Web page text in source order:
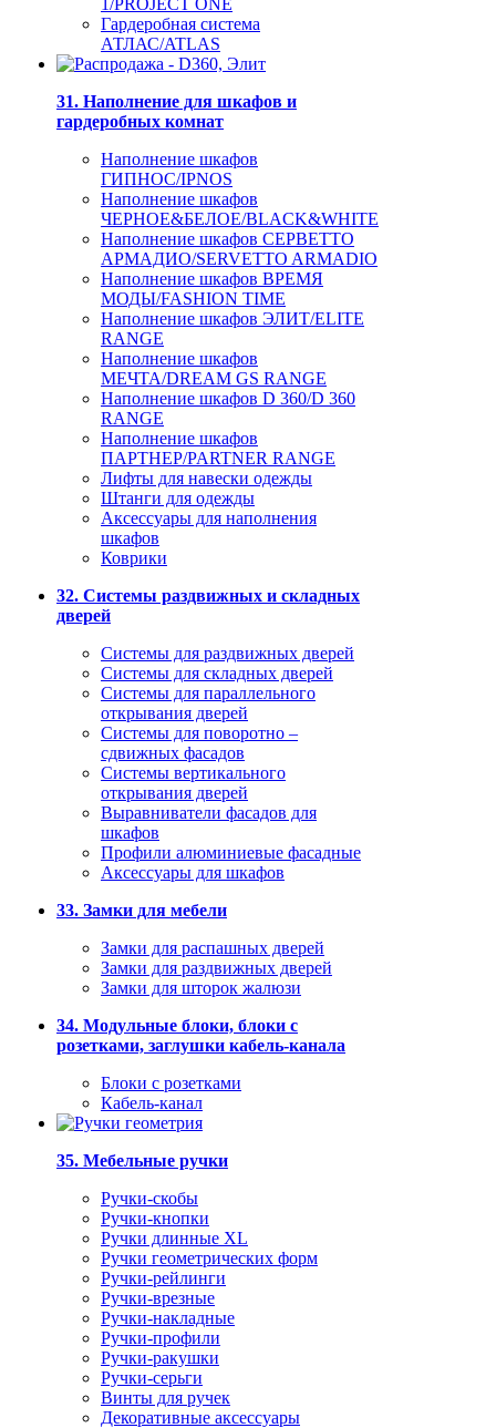
1/PROJECT ONE
Гардеробная система
АТЛАС/ATLAS
31. Наполнение для шкафов и
гардеробных комнат
Наполнение шкафов
ГИПНОС/IPNOS
Наполнение шкафов
ЧЕРНОЕ&БЕЛОЕ/BLACK&WHITE
Наполнение шкафов СЕРВЕТТО
АРМАДИО/SERVETTO ARMADIO
Наполнение шкафов ВРЕМЯ
МОДЫ/FASHION TIME
Наполнение шкафов ЭЛИТ/ELITE
RANGE
Наполнение шкафов
МЕЧТА/DREAM GS RANGE
Наполнение шкафов D 360/D 360
RANGE
Наполнение шкафов
ПАРТНЕР/PARTNER RANGE
Лифты для навески одежды
Штанги для одежды
Аксессуары для наполнения
шкафов
Коврики
32. Системы раздвижных и складных
дверей
Системы для раздвижных дверей
Системы для складных дверей
Системы для параллельного
открывания дверей
Системы для поворотно –
сдвижных фасадов
Системы вертикального
открывания дверей
Выравниватели фасадов для
шкафов
Профили алюминиевые фасадные
Аксессуары для шкафов
33. Замки для мебели
Замки для распашных дверей
Замки для раздвижных дверей
Замки для шторок жалюзи
34. Модульные блоки, блоки с
розетками, заглушки кабель-канала
Блоки с розетками
Кабель-канал
35. Мебельные ручки
Ручки-скобы
Ручки-кнопки
Ручки длинные XL
Ручки геометрических форм
Ручки-рейлинги
Ручки-врезные
Ручки-накладные
Ручки-профили
Ручки-ракушки
Ручки-серьги
Винты для ручек
Декоративные аксессуары